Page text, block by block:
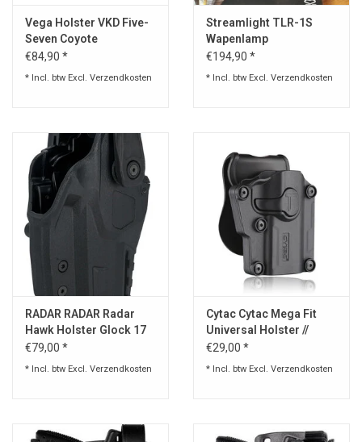
Survival
Vega Holster VKD Five-
Seven Coyote
€84,90 *
* Incl. btw Excl. Verzendkosten
Streamlight TLR-1S
Wapenlamp
€194,90 *
* Incl. btw Excl. Verzendkosten
RADAR RADAR Radar
Hawk Holster Glock 17
Gen 4
€79,00 *
* Incl. btw Excl. Verzendkosten
Cytac Cytac Mega Fit
Universal Holster //
Holder
€29,00 *
* Incl. btw Excl. Verzendkosten